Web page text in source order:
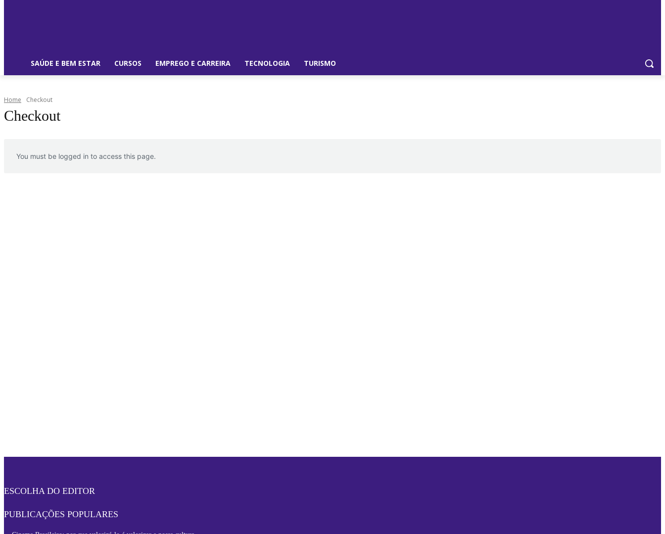
SAÚDE E BEM ESTAR CURSOS EMPREGO E CARREIRA TECNOLOGIA TURISMO
Home Checkout
Checkout
You must be logged in to access this page.
ESCOLHA DO EDITOR
PUBLICAÇÕES POPULARES